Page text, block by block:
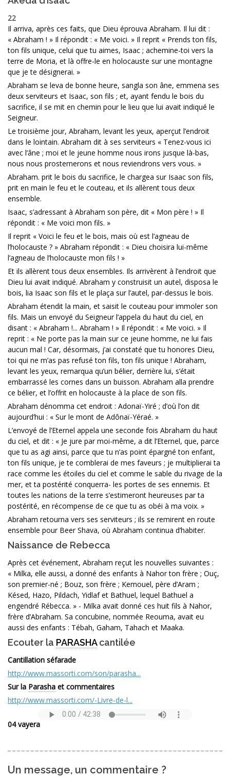
22
Il arriva, après ces faits, que Dieu éprouva Abraham. Il lui dit :
« Abraham ! » Il répondit : « Me voici. » Il reprit « Prends ton fils,
ton fils unique, celui que tu aimes, Isaac ; achemine-toi vers la
terre de Moria, et là offre-le en holocauste sur une montagne
que je te désignerai. »
Abraham se leva de bonne heure, sangla son âne, emmena ses
deux serviteurs et Isaac, son fils ; et, ayant fendu le bois du
sacrifice, il se mit en chemin pour le lieu que lui avait indiqué le
Seigneur.
Le troisième jour, Abraham, levant les yeux, aperçut l’endroit
dans le lointain. Abraham dit à ses serviteurs « Tenez-vous ici
avec l’âne ; moi et le jeune homme nous irons jusque là-bas,
nous nous prosternerons et nous reviendrons vers vous. »
Abraham. prit le bois du sacrifice, le chargea sur Isaac son fils,
prit en main le feu et le couteau, et ils allèrent tous deux
ensemble.
Isaac, s’adressant à Abraham son père, dit « Mon père ! » Il
répondit : « Me voici mon fils. »
Il reprit « Voici le feu et le bois, mais où est l’agneau de
l’holocauste ? » Abraham répondit : « Dieu choisira lui-même
l’agneau de l’holocauste mon fils ! »
Et ils allèrent tous deux ensembles. Ils arrivèrent à l’endroit que
Dieu lui avait indiqué. Abraham y construisit un autel, disposa le
bois, lia Isaac son fils et le plaça sur l’autel, par-dessus le bois.
Abraham étendit la main, et saisit le couteau pour immoler son
fils. Mais un envoyé du Seigneur l’appela du haut du ciel, en
disant : « Abraham !... Abraham ! » Il répondit : « Me voici. » Il
reprit : « Ne porte pas la main sur ce jeune homme, ne lui fais
aucun mal ! Car, désormais, j’ai constaté que tu honores Dieu,
toi qui ne m’as pas refusé ton fils, ton fils unique ! Abraham,
levant les yeux, remarqua qu’un bélier, derrière lui, s’était
embarrassé les cornes dans un buisson. Abraham alla prendre
ce bélier, et l’offrit en holocauste à la place de son fils.
Abraham dénomma cet endroit : Adonaï-Yiré ; d’où l’on dit
aujourd’hui : « Sur le mont de Adônaï-Yéraé. »
L’envoyé de l’Eternel appela une seconde fois Abraham du haut
du ciel, et dit : « Je jure par moi-même, a dit l’Eternel, que, parce
que tu as agi ainsi, parce que tu n’as point épargné ton enfant,
ton fils unique, je te comblerai de mes faveurs ; je multiplierai ta
race comme les étoiles du ciel et comme le sable du rivage de la
mer, et ta postérité conquerra- les portes de ses ennemis. Et
toutes les nations de la terre s’estimeront heureuses par ta
postérité, en récompense de ce que tu as obéi à ma voix. »
Abraham retourna vers ses serviteurs ; ils se remirent en route
ensemble pour Beer Shava, où Abraham continua d’habiter.
Naissance de Rebecca
Après cet événement, Abraham reçut les nouvelles suivantes :
« Milka, elle aussi, a donné des enfants à Nahor ton frère ; Ouç,
son premier-né ; Bouz, son frère ; Kemouel, père d’Aram ;
Késed, Hazo, Pildach, Yidlaf et Bathuel, lequel Bathuel a
engendré Rébecca. » - Milka avait donné ces huit fils à Nahor,
frère d’Abraham. Sa concubine, nommée Reouma, avait eu
aussi des enfants : Tébah, Gaham, Tahach et Maaka.
Ecouter la PARASHAcantilée
Cantillation séfarade
http://www.massorti.com/son/parasha...
Sur la Parasha et commentaires
http://www.massorti.com/-Livre-de-l...
04 vayera
Un message, un commentaire ?